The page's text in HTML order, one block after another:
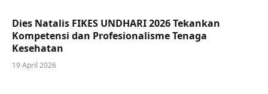
Dies Natalis FIKES UNDHARI 2026 Tekankan
Kompetensi dan Profesionalisme Tenaga
Kesehatan
19 April 2026